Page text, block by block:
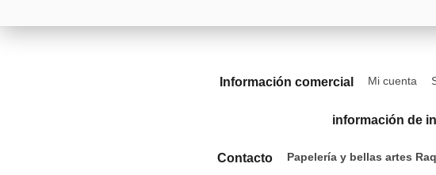
Información comercial Mi cuenta
información de
Contacto Papelería y bellas artes